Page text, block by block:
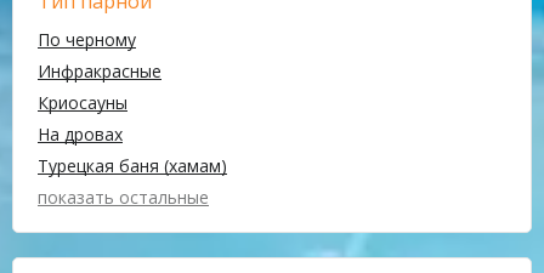
По черному
Инфракрасные
Криосауны
На дровах
Турецкая баня (хамам)
показать остальные